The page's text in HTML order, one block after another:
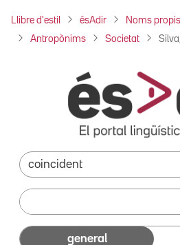
Llibre d'estil ésAdir Noms propis
Antropònims Societat
general